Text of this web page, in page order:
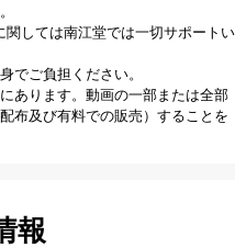
関しては南江堂では一切サポートい
でご負担ください。
あります。動画の一部または全部
布及び有料での販売）することを
報